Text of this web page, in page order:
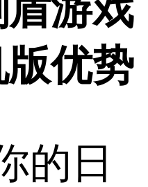
游戏
优势
的日